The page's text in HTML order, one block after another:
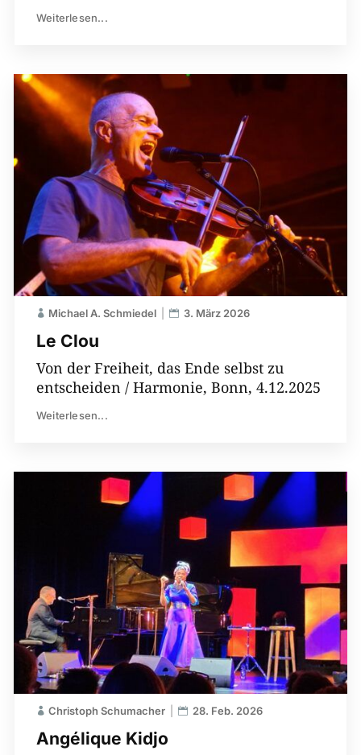
Weiterlesen...
Le Clou
Michael A. Schmiedel 3. März 2026
Von der Freiheit, das Ende selbst zu
entscheiden / Harmonie, Bonn, 4.12.2025
Weiterlesen...
Angélique Kidjo
Christoph Schumacher 28. Feb. 2026